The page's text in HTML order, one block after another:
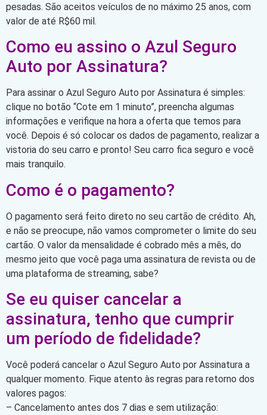
pesadas. São aceitos veículos de no máximo 25 anos, com
valor de até R$60 mil.
Como eu assino o Azul Seguro
Auto por Assinatura?
Para assinar o Azul Seguro Auto por Assinatura é simples:
clique no botão “Cote em 1 minuto”, preencha algumas
informações e verifique na hora a oferta que temos para
você. Depois é só colocar os dados de pagamento, realizar a
vistoria do seu carro e pronto! Seu carro fica seguro e você
mais tranquilo.
Como é o pagamento?
O pagamento será feito direto no seu cartão de crédito. Ah,
e não se preocupe, não vamos comprometer o limite do seu
cartão. O valor da mensalidade é cobrado mês a mês, do
mesmo jeito que você paga uma assinatura de revista ou de
uma plataforma de streaming, sabe?
Se eu quiser cancelar a
assinatura, tenho que cumprir
um período de fidelidade?
Você poderá cancelar o Azul Seguro Auto por Assinatura a
qualquer momento. Fique atento às regras para retorno dos
valores pagos:
– Cancelamento antes dos 7 dias e sem utilização: